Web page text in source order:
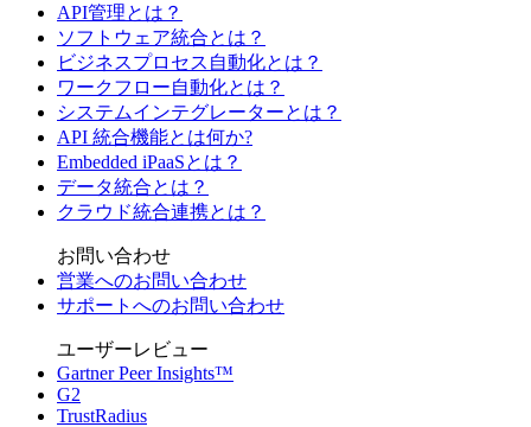
API管理とは？
ソフトウェア統合とは？
ビジネスプロセス自動化とは？
ワークフロー自動化とは？
システムインテグレーターとは？
API 統合機能とは何か?
Embedded iPaaSとは？
データ統合とは？
クラウド統合連携とは？
お問い合わせ
営業へのお問い合わせ
サポートへのお問い合わせ
ユーザーレビュー
Gartner Peer Insights™
G2
TrustRadius